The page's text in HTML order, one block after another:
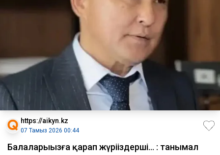
https://aikyn.kz
07 Тамыз 2026 00:44
Балаларыңызға қарап жүріңіздерші... : танымал